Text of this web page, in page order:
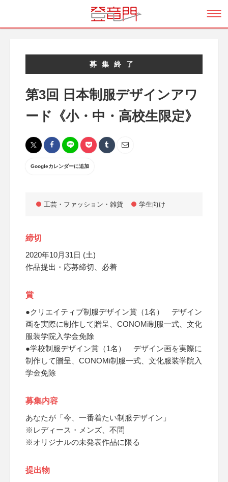
募集終了
第3回 日本制服デザインアワ
ード《小・中・高校生限定》
Googleカレンダーに追加
工芸・ファッション・雑貨 学生向け
締切
2020年10月31日 (土)
作品提出・応募締切、必着
賞
●クリエイティブ制服デザイン賞（1名） デザイン
画を実際に制作して贈呈、CONOMi制服一式、文化
服装学院入学金免除
●学校制服デザイン賞（1名） デザイン画を実際に
制作して贈呈、CONOMi制服一式、文化服装学院入
学金免除
募集内容
あなたが「今、一番着たい制服デザイン」
※レディース・メンズ、不問
※オリジナルの未発表作品に限る
提出物